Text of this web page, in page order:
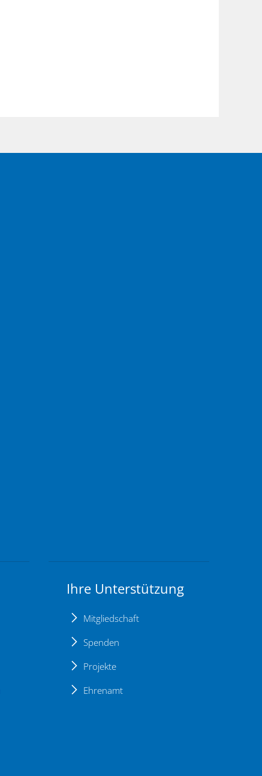
Ihre Unterstützung
Mitgliedschaft
Spenden
Projekte
Ehrenamt